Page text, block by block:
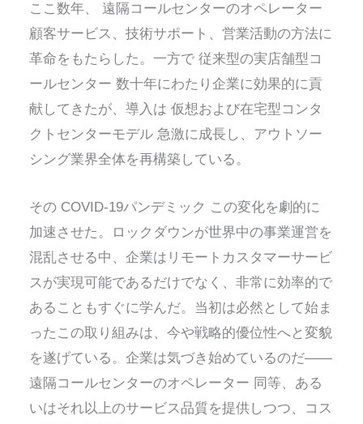
ここ数年、遠隔コールセンターのオペレーター
顧客サービス、技術サポート、営業活動の方法に
革命をもたらした。一方で従来型の実店舗型コ
ールセンター 数十年にわたり企業に効果的に貢
献してきたが、導入は仮想および在宅型コンタ
クトセンターモデル 急激に成長し、アウトソー
シング業界全体を再構築している。
その COVID-19パンデミック この変化を劇的に
加速させた。ロックダウンが世界中の事業運営を
混乱させる中、企業はリモートカスタマーサービ
スが実現可能であるだけでなく、非常に効率的で
あることもすぐに学んだ。当初は必然として始ま
ったこの取り組みは、今や戦略的優位性へと変貌
を遂げている。企業は気づき始めているのだ——
遠隔コールセンターのオペレーター 同等、ある
いはそれ以上のサービス品質を提供しつつ、コス